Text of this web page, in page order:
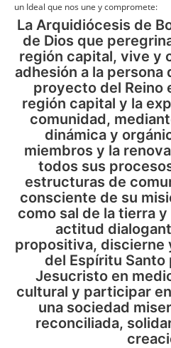
un Ideal que nos une y compromete:
La Arquidiócesis de
de Dios que
región capital, vive y
adhesión a la persona
proyecto del Reino
región capital y la
comunidad,
dinámica y
miembros y la
todos sus
estructuras de
consciente de su
como sal de la tierra
actitud
propositiva, discierne
del Espíritu Santo
Jesucristo en
cultural y participar
una sociedad
reconciliada,